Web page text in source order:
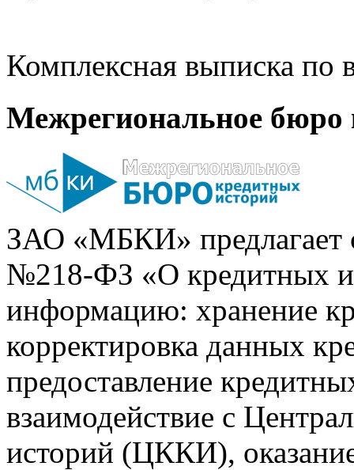
Комплексная выписка
Межрегиональное бюро
ЗАО «МБКИ» предлагает
№218-ФЗ «О кредитных
информацию: хранение
корректировка данных
предоставление
взаимодействие с
историй (ЦККИ),